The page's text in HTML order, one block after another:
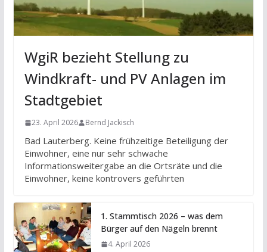
WgiR bezieht Stellung zu
Windkraft- und PV Anlagen im
Stadtgebiet
23. April 2026 Bernd Jackisch
Bad Lauterberg. Keine frühzeitige Beteiligung der
Einwohner, eine nur sehr schwache
Informationsweitergabe an die Ortsräte und die
Einwohner, keine kontrovers geführten
1. Stammtisch 2026 – was dem
Bürger auf den Nägeln brennt
4. April 2026